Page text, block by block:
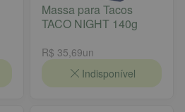
Massa para Tacos
TACO NIGHT 140g
R$ 35,69un
Indisponível